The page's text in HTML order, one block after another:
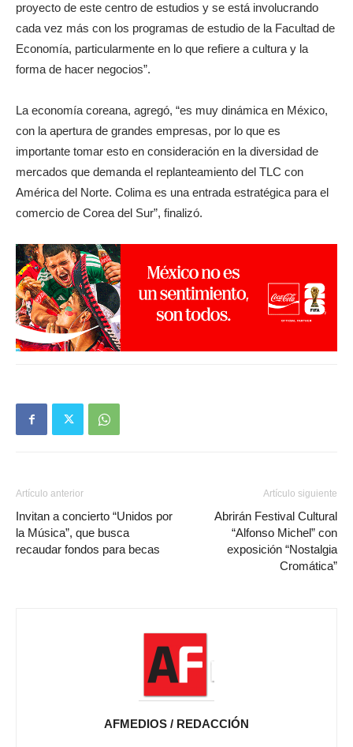
proyecto de este centro de estudios y se está involucrando
cada vez más con los programas de estudio de la Facultad de
Economía, particularmente en lo que refiere a cultura y la
forma de hacer negocios”.
La economía coreana, agregó, “es muy dinámica en México,
con la apertura de grandes empresas, por lo que es
importante tomar esto en consideración en la diversidad de
mercados que demanda el replanteamiento del TLC con
América del Norte. Colima es una entrada estratégica para el
comercio de Corea del Sur”, finalizó.
Artículo anterior
Invitan a concierto “Unidos por
la Música”, que busca
recaudar fondos para becas
Artículo siguiente
Abrirán Festival Cultural
“Alfonso Michel” con
exposición “Nostalgia
Cromática”
AFMEDIOS / REDACCIÓN